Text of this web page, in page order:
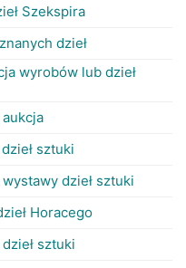
Szekspira
dzieł
wyrobów lub dzieł
sztuki
dzieł sztuki
Horacego
sztuki